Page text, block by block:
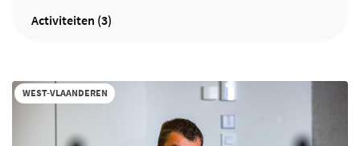
Activiteiten (3)
WEST-VLAANDEREN